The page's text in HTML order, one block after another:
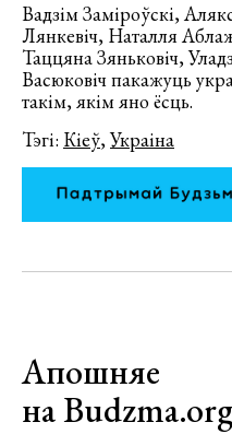
Вадзім Заміроўскі,
Лянкевіч, Наталля
Таццяна Зяньковіч,
Васюковіч пакажуць
такім, якім яно ёсць.
Тэгі: Кіеў,Украіна
Апошняе
на Budzma.org